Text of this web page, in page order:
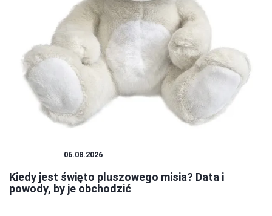
06.08.2026
Kiedy jest święto pluszowego misia? Data i
powody, by je obchodzić